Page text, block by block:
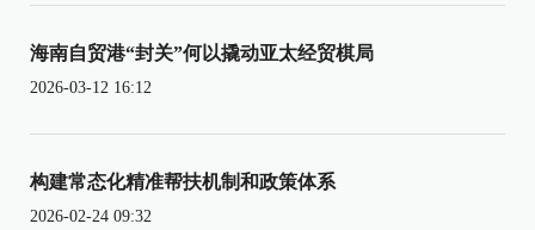
海南自贸港“封关”何以撬动亚太经贸棋局
2026-03-12 16:12
构建常态化精准帮扶机制和政策体系
2026-02-24 09:32